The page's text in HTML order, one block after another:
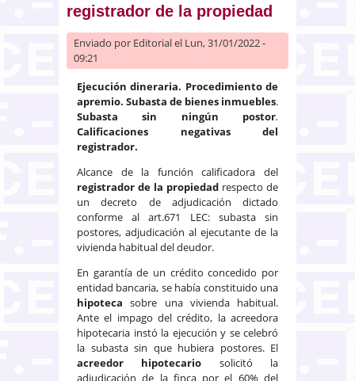
registrador de la propiedad
Enviado por Editorialel Lun, 31/01/2022 -
09:21
Ejecución dineraria. Procedimiento de
apremio. Subasta de bienes inmuebles.
Subasta sin ningún postor.
Calificaciones negativas del
registrador.
Alcance de la función calificadora del
registrador de la propiedad respecto de
un decreto de adjudicación dictado
conforme al art.671 LEC: subasta sin
postores, adjudicación al ejecutante de la
vivienda habitual del deudor.
En garantía de un crédito concedido por
entidad bancaria, se había constituido una
hipoteca sobre una vivienda habitual.
Ante el impago del crédito, la acreedora
hipotecaria instó la ejecución y se celebró
la subasta sin que hubiera postores. El
acreedor hipotecario solicitó la
adjudicación de la finca por el 60% del